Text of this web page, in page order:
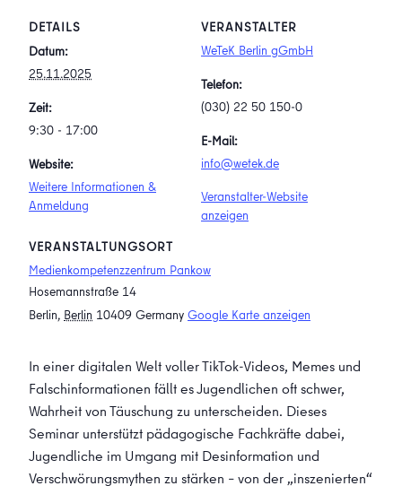
DETAILS
Datum:
25.11.2025
Zeit:
9:30 - 17:00
Website:
Weitere Informationen &
Anmeldung
VERANSTALTUNGSORT
Medienkompetenzzentrum Pankow
Hosemannstraße 14
Berlin, Berlin 10409 Germany Google Karte anzeigen
VERANSTALTER
WeTeK Berlin gGmbH
Telefon:
(030) 22 50 150-0
E-Mail:
info@wetek.de
Veranstalter-Website
anzeigen
In einer digitalen Welt voller TikTok-Videos, Memes und
Falschinformationen fällt es Jugendlichen oft schwer,
Wahrheit von Täuschung zu unterscheiden. Dieses
Seminar unterstützt pädagogische Fachkräfte dabei,
Jugendliche im Umgang mit Desinformation und
Verschwörungsmythen zu stärken – von der „inszenierten“